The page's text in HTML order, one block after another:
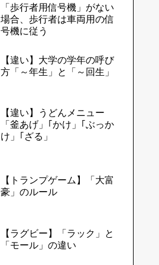
「歩行者用信号機」がない
場合、歩行者は車両用の信
号機に従う
【違い】大学の学年の呼び
方「～年生」と「～回生」
【違い】うどんメニュー
「釜あげ」｢かけ」｢ぶっか
け」｢ざる」
【トランプゲーム】「大富
豪」のルール
【ラグビー】「ラック」と
「モール」の違い